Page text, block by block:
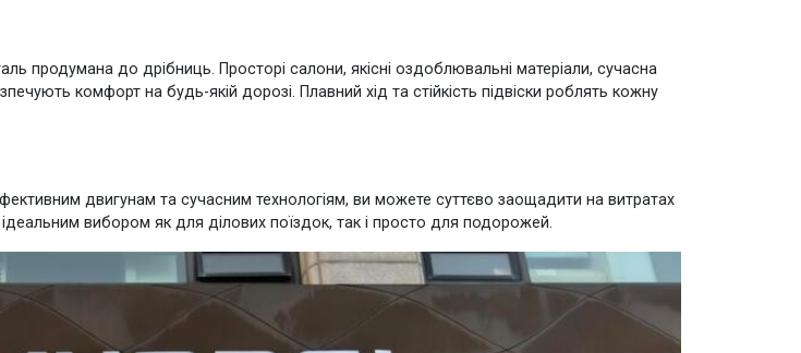
продумана до дрібниць. Просторі салони, якісні оздоблювальні матеріали, сучасна
комфорт на будь-якій дорозі. Плавний хід та стійкість підвіски роблять кожну
двигунам та сучасним технологіям, ви можете суттєво заощадити на витратах
ідеальним вибором як для ділових поїздок, так і просто для подорожей.